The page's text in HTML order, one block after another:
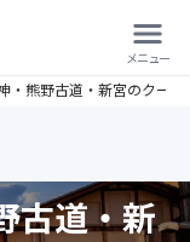
・熊野古道・新宮のクーポ
古道・新